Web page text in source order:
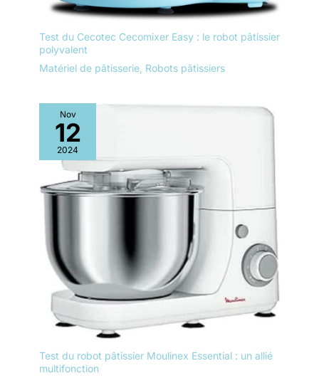
Test du Cecotec Cecomixer Easy : le robot pâtissier
polyvalent
Matériel de pâtisserie, Robots pâtissiers
Nov
12
2024
Test du robot pâtissier Moulinex Essential : un allié
multifonction